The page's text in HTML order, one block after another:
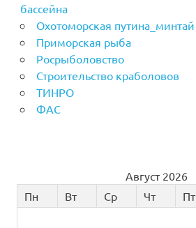
бассейна
Охотоморская путина_минтай
Приморская рыба
Росрыболовство
Строительство краболовов
ТИНРО
ФАС
Август 2026
Пн
Вт Ср Чт Пт